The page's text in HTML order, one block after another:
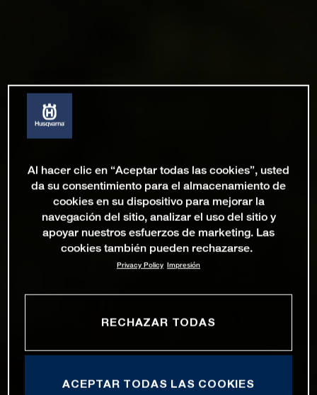
Al hacer clic en “Aceptar todas las cookies”, usted
da su consentimiento para el almacenamiento de
cookies en su dispositivo para mejorar la
navegación del sitio, analizar el uso del sitio y
apoyar nuestros esfuerzos de marketing. Las
cookies también pueden rechazarse.
Privacy Policy Impresión
RECHAZAR TODAS
ACEPTAR TODAS LAS COOKIES